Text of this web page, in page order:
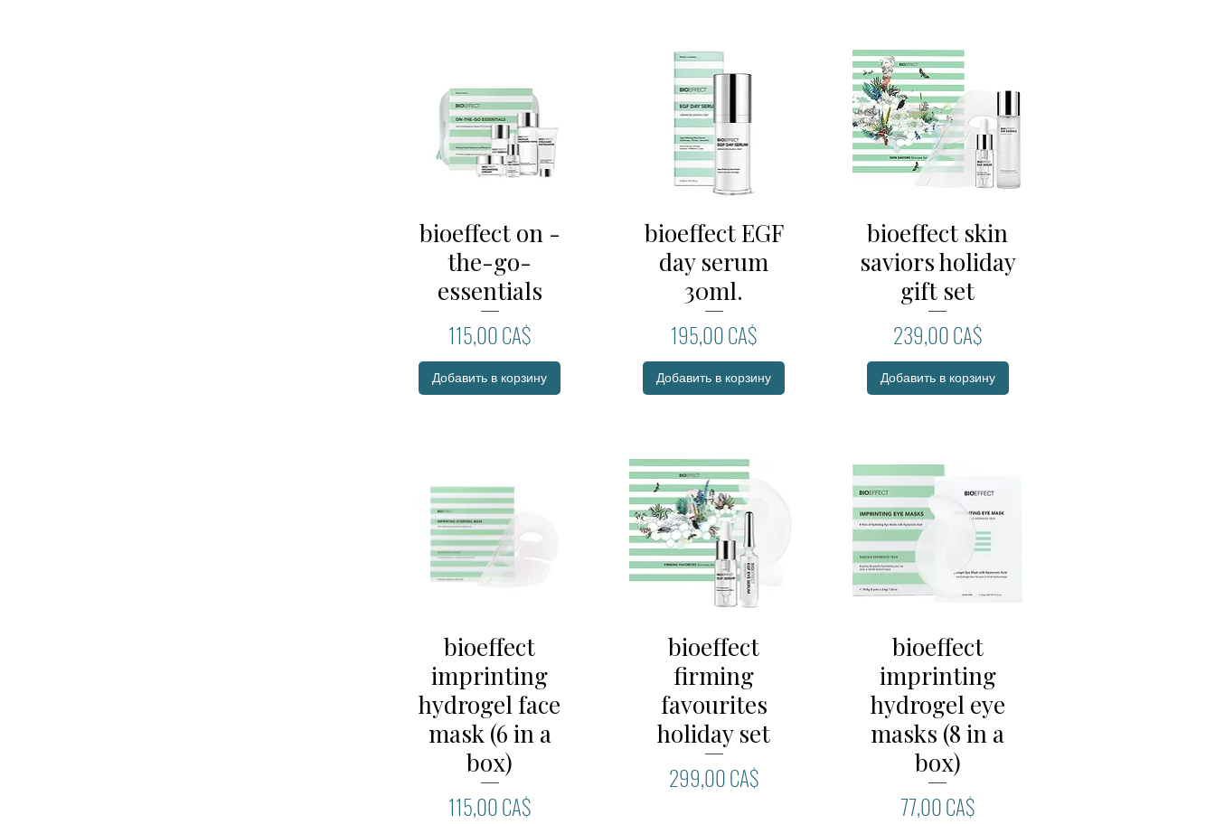
Быстрый просмотр
bioeffect on -
the-go-
essentials
Цена
115,00 CA$
Добавить в корзину
Быстрый просмотр
bioeffect EGF
day serum
30ml.
Цена
195,00 CA$
Добавить в корзину
Быстрый просмотр
bioeffect skin
saviors holiday
gift set
Цена
239,00 CA$
Добавить в корзину
Быстрый просмотр
bioeffect
imprinting
hydrogel face
mask (6 in a
box)
Цена
115,00 CA$
Быстрый просмотр
bioeffect
firming
favourites
holiday set
Цена
299,00 CA$
Быстрый просмотр
bioeffect
imprinting
hydrogel eye
masks (8 in a
box)
Цена
77,00 CA$